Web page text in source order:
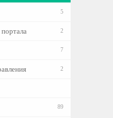
5
2
7
2
89